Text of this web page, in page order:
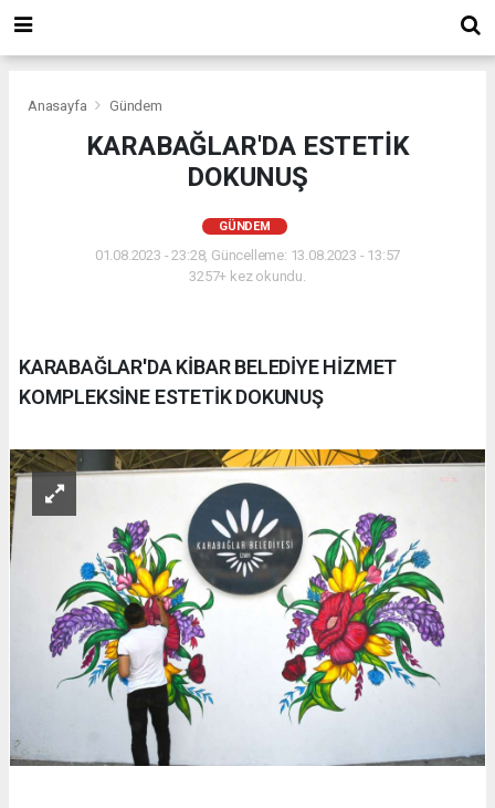
Anasayfa Gündem
KARABAĞLAR'DA ESTETİK
DOKUNUŞ
GÜNDEM
01.08.2023 - 23:28, Güncelleme: 13.08.2023 - 13:57
3257+ kez okundu.
KARABAĞLAR'DA KİBAR BELEDİYE HİZMET
KOMPLEKSİNE ESTETİK DOKUNUŞ